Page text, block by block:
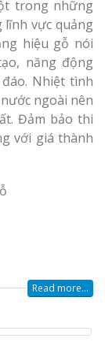
trong những
lĩnh vực quảng
hiệu gỗ nói
năng động
Nhiệt tình
ngoài nên
Đảm bảo thi
với giá thành
Read more...